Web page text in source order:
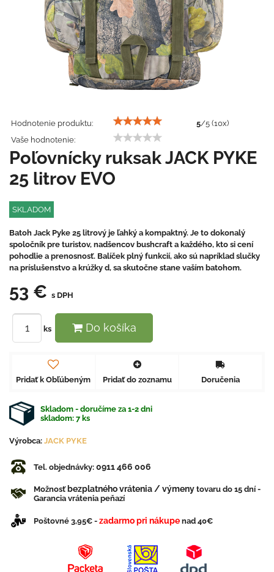
Hodnotenie produktu: 5/5 (10x)
Vaše hodnotenie:
Poľovnícky ruksak JACK PYKE
25 litrov EVO
SKLADOM
Batoh Jack Pyke 25 litrový je ľahký a kompaktný. Je to dokonalý
spoločník pre turistov, nadšencov bushcraft a každého, kto si cení
pohodlie a prenosnosť. Balíček plný funkcií, ako sú napríklad slučky
na príslušenstvo a krúžky d, sa skutočne stane vaším batohom.
53 € s DPH
ks Do košíka
Pridať k Obľúbeným Pridať do zoznamu Doručenia
Skladom - doručíme za 1-2 dni
skladom: 7ks
Výrobca: JACK PYKE
Tel. objednávky: 0911 466 006
Možnosťbezplatného vrátenia / výmeny tovaru do 15 dní -
Garancia vrátenia peňazí
Poštovné 3,95€ - zadarmo pri nákupe nad 40€